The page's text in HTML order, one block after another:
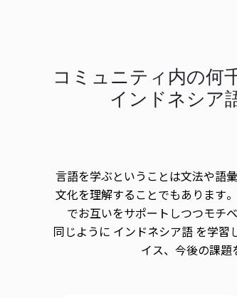
コミュニティ内の何
インドネシア
言語を学ぶということは文法や語
文化を理解することでもあります
でお互いをサポートしつつモチ
同じように インドネシア語 を学
イス、今後の課題